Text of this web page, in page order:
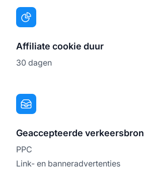
Affiliate cookie duur
30 dagen
Geaccepteerde verkeersbron
PPC
Link- en banneradvertenties